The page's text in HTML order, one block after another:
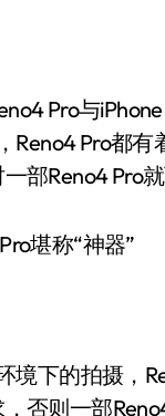
Pro与iPhone
Pro都有
部Reno4 Pro就
下的拍摄，
否则一部